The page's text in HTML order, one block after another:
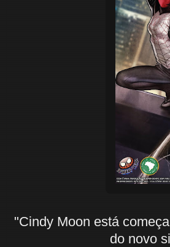
Seda 01
"Cindy Moon está
do novo